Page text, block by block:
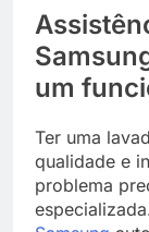
um
Ter uma
qualidade e
problema